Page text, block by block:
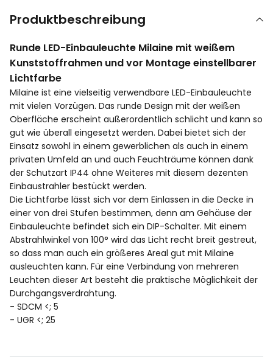
Produktbeschreibung
Runde LED-Einbauleuchte Milaine mit weißem
Kunststoffrahmen und vor Montage einstellbarer
Lichtfarbe
Milaine ist eine vielseitig verwendbare LED-Einbauleuchte
mit vielen Vorzügen. Das runde Design mit der weißen
Oberfläche erscheint außerordentlich schlicht und kann so
gut wie überall eingesetzt werden. Dabei bietet sich der
Einsatz sowohl in einem gewerblichen als auch in einem
privaten Umfeld an und auch Feuchträume können dank
der Schutzart IP44 ohne Weiteres mit diesem dezenten
Einbaustrahler bestückt werden.
Die Lichtfarbe lässt sich vor dem Einlassen in die Decke in
einer von drei Stufen bestimmen, denn am Gehäuse der
Einbauleuchte befindet sich ein DIP-Schalter. Mit einem
Abstrahlwinkel von 100° wird das Licht recht breit gestreut,
so dass man auch ein größeres Areal gut mit Milaine
ausleuchten kann. Für eine Verbindung von mehreren
Leuchten dieser Art besteht die praktische Möglichkeit der
Durchgangsverdrahtung.
- SDCM <; 5
- UGR <; 25